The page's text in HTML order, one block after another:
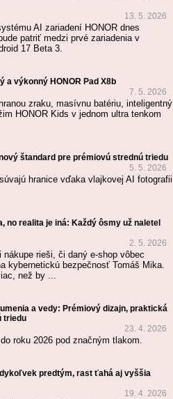
13. 5. 2026
AI zariadení HONOR dnes
patriť medzi prvé zariadenia v
17 Beta 3.
a výkonný HONOR Pad X8b
7. 5. 2026
zraku, masívnu batériu, inteligentný
HONOR Kids v jednom ultra tenkom
štandard pre prémiovú strednú triedu
5. 5. 2026
hranice vďaka vlajkovej AI fotografii
no realita je iná: Každý ôsmy už naletel
2. 5. 2026
rieši, či daný e-shop vôbec
kybernetickú bezpečnosť Tomáš Mika.
než by ...
a vedy: Prémiový dizajn, praktická
triedu
23. 4. 2026
roku 2026 pod značným tlakom.
predtým, rast ťahá aj vyššia
19. 4. 2026